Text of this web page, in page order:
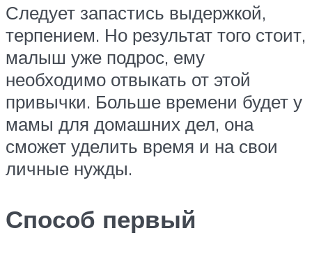
Следует запастись выдержкой,
терпением. Но результат того стоит,
малыш уже подрос, ему
необходимо отвыкать от этой
привычки. Больше времени будет у
мамы для домашних дел, она
сможет уделить время и на свои
личные нужды.
Способ первый